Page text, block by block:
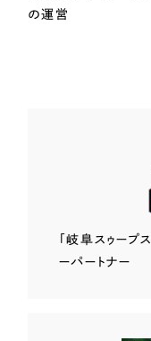
の運営
「岐阜スゥープス
ーパートナー